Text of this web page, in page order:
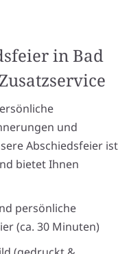
in Bad
und
Abschiedsfeier ist
bietet Ihnen
persönliche
(ca. 30 Minuten)